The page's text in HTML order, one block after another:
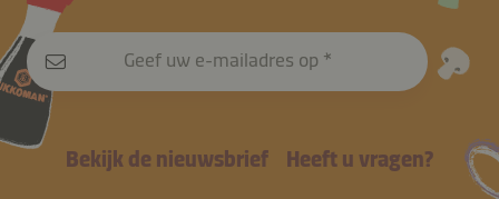
Geef uw e-mailadres op
Bekijk de nieuwsbrief Heeft u vragen?